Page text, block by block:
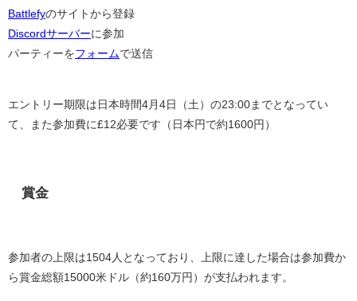
Battlefyのサイトから登録
Discordサーバーに参加
パーティーをフォームで送信
エントリー期限は日本時間4 月 4 日（土）の23:00 までとなってい
て、また参加費に£12必要です（日本円で約1600円）
賞金
参加者の上限は1504 人となっており、上限に達した場合は参加費か
ら賞金総額15000米ドル（約160万円）が支払われます。